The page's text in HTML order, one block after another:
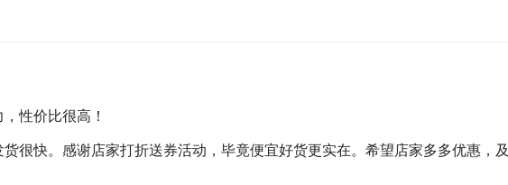
性价比很高！
很快。感谢店家打折送券活动，毕竟便宜好货更实在。希望店家多多优惠，及